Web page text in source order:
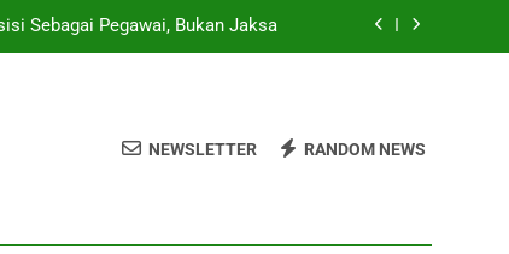
Sebagai Pegawai, Bukan Jaksa
Sekolah Jaksel, Pemilik Tewas
NEWSLETTER RANDOM NEWS